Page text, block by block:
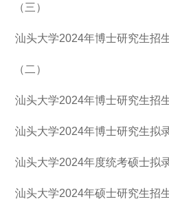
（三）
汕头大学2024年博士研究生招
（二）
汕头大学2024年博士研究生招
汕头大学2024年博士研究生拟
汕头大学2024年度统考硕士拟
汕头大学2024年硕士研究生招